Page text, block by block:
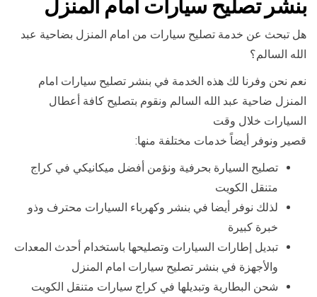
بنشر تصليح سيارات امام المنزل
هل تبحث عن خدمة تصليح سيارات من امام المنزل بضاحية عبد
الله السالم؟
نعم نحن وفرنا لك هذه الخدمة في بنشر تصليح سيارات امام
المنزل ضاحية عبد الله السالم ونقوم بتصليح كافة أعطال
السيارات خلال وقت
قصير ونوفر أيضاً خدمات مختلفة منها:
تصليح السيارة بحرفية ونؤمن أفضل ميكانيكي في كراج
متنقل الكويت
لذلك نوفر أيضا في بنشر وكهرباء السيارات محترف وذو
خبرة كبيرة
تبديل إطارات السيارات وتصليحها باستخدام أحدث المعدات
والأجهزة في بنشر تصليح سيارات امام المنزل
شحن البطارية وتبديلها في كراج سيارات متنقل الكويت